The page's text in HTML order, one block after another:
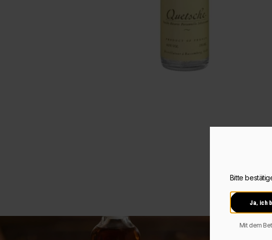
Bitte
Ja, ich
Mit dem